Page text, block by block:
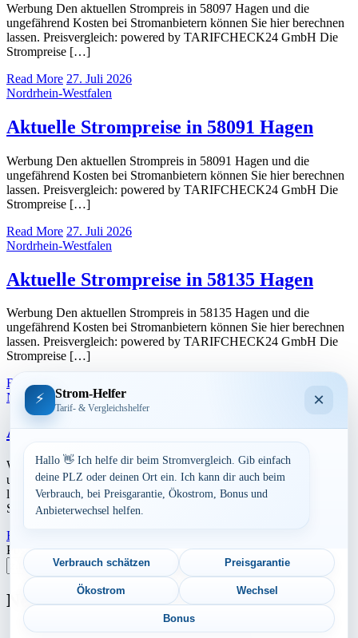
Werbung Den aktuellen Strompreis in 58097 Hagen und die
ungefährend Kosten bei Stromanbietern können Sie hier berechnen
lassen. Preisvergleich: powered by TARIFCHECK24 GmbH Die
Strompreise […]
Read More 27. Juli 2026
Nordrhein-Westfalen
Aktuelle Strompreise in 58091 Hagen
Werbung Den aktuellen Strompreis in 58091 Hagen und die
ungefährend Kosten bei Stromanbietern können Sie hier berechnen
lassen. Preisvergleich: powered by TARIFCHECK24 GmbH Die
Strompreise […]
Read More 27. Juli 2026
Nordrhein-Westfalen
Aktuelle Strompreise in 58135 Hagen
Werbung Den aktuellen Strompreis in 58135 Hagen und die
ungefährend Kosten bei Stromanbietern können Sie hier berechnen
lassen. Preisvergleich: powered by TARIFCHECK24 GmbH Die
Strompreise […]
Read More
Nordrhein-Westfalen
Aktuelle Strompreise in 58119 Hagen
Werbung Den aktuellen Strompreis in 58119 Hagen und die
ungefährend Kosten bei Stromanbietern können Sie hier berechnen
lassen. Preisvergleich: powered by TARIFCHECK24 GmbH Die
Strompreise […]
Read More
Postleitzahl eingeben
Suchen
Neu berechnet
Aktuelle Strompreise in 24119 Kronshagen
⚡ Strom-Helfer
Tarif- & Vergleichshelfer ×
Hallo 👋 Ich helfe dir beim Stromvergleich. Gib einfach
deine PLZ oder deinen Ort ein. Ich kann dir auch beim
Verbrauch, bei Preisgarantie, Ökostrom, Bonus und
Anbieterwechsel helfen.
Verbrauch schätzen Preisgarantie
Ökostrom Wechsel
Bonus